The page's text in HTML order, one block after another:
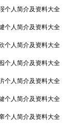
个人简介及资料大全
个人简介及资料大全
个人简介及资料大全
个人简介及资料大全
个人简介及资料大全
个人简介及资料大全
个人简介及资料大全